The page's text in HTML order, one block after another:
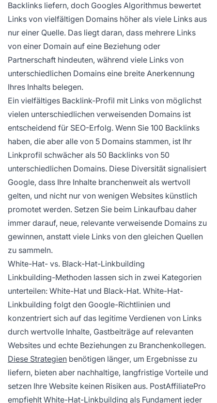
Backlinks liefern, doch Googles Algorithmus bewertet
Links von vielfältigen Domains höher als viele Links aus
nur einer Quelle. Das liegt daran, dass mehrere Links
von einer Domain auf eine Beziehung oder
Partnerschaft hindeuten, während viele Links von
unterschiedlichen Domains eine breite Anerkennung
Ihres Inhalts belegen.
Ein vielfältiges Backlink-Profil mit Links von möglichst
vielen unterschiedlichen verweisenden Domains ist
entscheidend für SEO-Erfolg. Wenn Sie 100 Backlinks
haben, die aber alle von 5 Domains stammen, ist Ihr
Linkprofil schwächer als 50 Backlinks von 50
unterschiedlichen Domains. Diese Diversität signalisiert
Google, dass Ihre Inhalte branchenweit als wertvoll
gelten, und nicht nur von wenigen Websites künstlich
promotet werden. Setzen Sie beim Linkaufbau daher
immer darauf, neue, relevante verweisende Domains zu
gewinnen, anstatt viele Links von den gleichen Quellen
zu sammeln.
White-Hat- vs. Black-Hat-Linkbuilding
Linkbuilding-Methoden lassen sich in zwei Kategorien
unterteilen: White-Hat und Black-Hat. White-Hat-
Linkbuilding folgt den Google-Richtlinien und
konzentriert sich auf das legitime Verdienen von Links
durch wertvolle Inhalte, Gastbeiträge auf relevanten
Websites und echte Beziehungen zu Branchenkollegen.
Diese Strategien benötigen länger, um Ergebnisse zu
liefern, bieten aber nachhaltige, langfristige Vorteile und
setzen Ihre Website keinen Risiken aus. PostAffiliatePro
empfiehlt White-Hat-Linkbuilding als Fundament jeder